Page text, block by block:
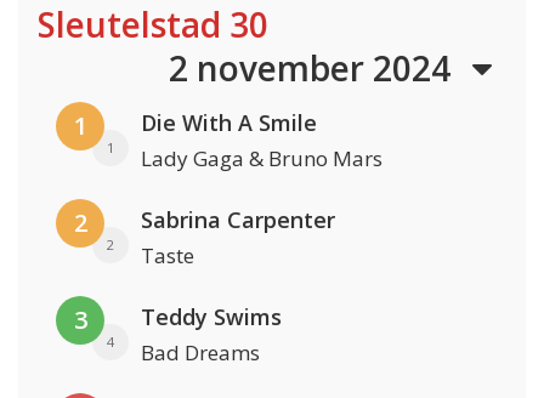
Sleutelstad 30
2 november 2024
1
1
Die With A Smile
Lady Gaga & Bruno Mars
2
2
Sabrina Carpenter
Taste
3
4
Teddy Swims
Bad Dreams